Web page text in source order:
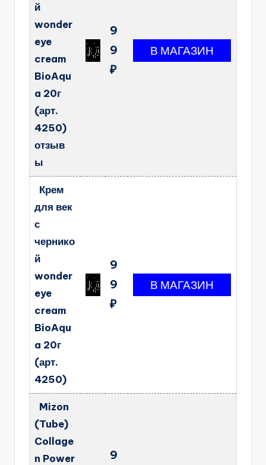
й
wonder
eye
cream
BioAqu
a 20г
(арт.
4250)
отзыв
ы
9
9
₽
Крем
для век
с
чернико
й
wonder
eye
cream
BioAqu
a 20г
(арт.
4250)
9
9
₽
Mizon
(Tube)
Collage
n Power
9